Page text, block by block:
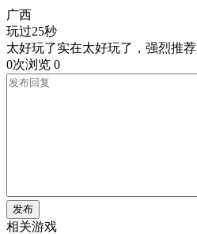
广西
玩过25秒
太好玩了实在太好玩了，强烈推荐
0次浏览 0
发布
相关游戏